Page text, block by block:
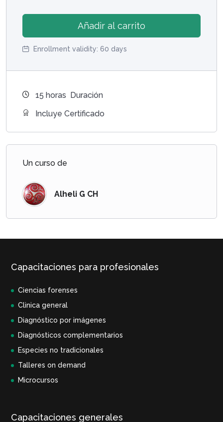
Añadir al carrito
Enrollment validity: 60 days
15 horas Duración
Incluye Certificado
Un curso de
Alheli G CH
Capacitaciones para profesionales
Ciencias forenses
Clinica general
Diagnóstico por imágenes
Diagnósticos complementarios
Especies no tradicionales
Talleres on demand
Microcursos
Capacitaciones generales